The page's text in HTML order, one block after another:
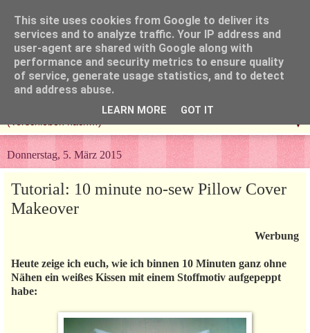
▼
Donnerstag, 5. März 2015
Tutorial: 10 minute no-sew Pillow Cover
Makeover
Werbung
Heute zeige ich euch, wie ich binnen 10 Minuten ganz ohne
Nähen ein weißes Kissen mit einem Stoffmotiv aufgepeppt
habe:
This site uses cookies from Google to deliver its
services and to analyze traffic. Your IP address and
user-agent are shared with Google along with
performance and security metrics to ensure quality
of service, generate usage statistics, and to detect
and address abuse.
LEARN MORE GOT IT